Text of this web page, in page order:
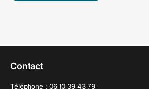
Contact
Téléphone : 06 10 39 43 79